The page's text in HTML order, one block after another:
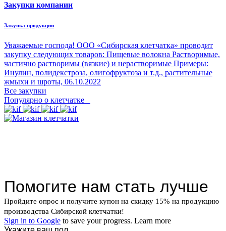
Закупки компании
Закупка продукции
Уважаемые господа! ООО «Сибирская клетчатка» проводит
закупку следующих товаров: Пищевые волокна Растворимые,
частично растворимы (вязкие) и нерастворимые Примеры:
Инулин, полидекстроза, олигофруктоза и т.д., растительные
жмыхи и шроты, 06.10.2022
Все закупки
Популярно о клетчатке